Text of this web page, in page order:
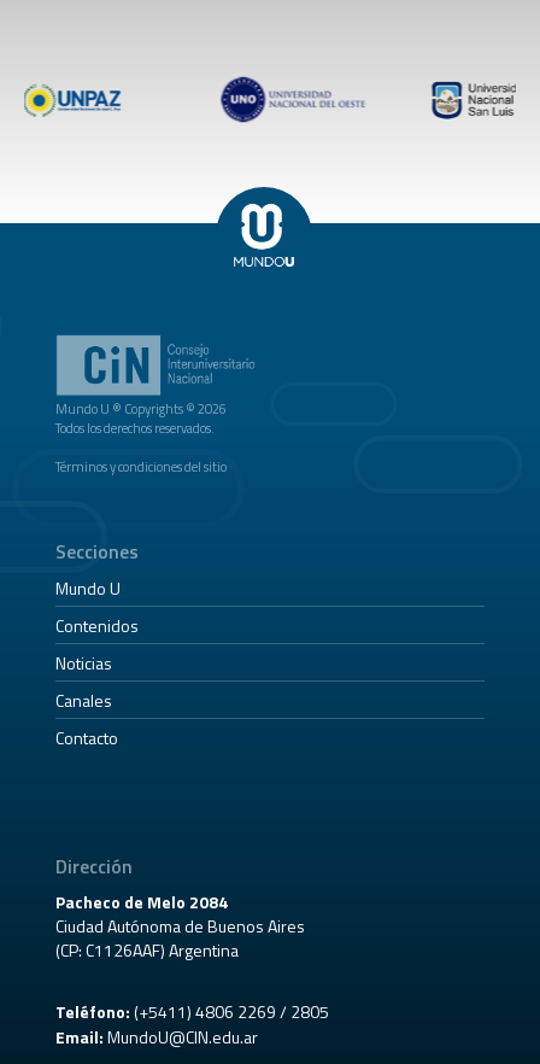
Mundo U ® Copyrights © 2026
Todos los derechos reservados.
Términos y condiciones del sitio
Secciones
Mundo U
Contenidos
Noticias
Canales
Contacto
Dirección
Pacheco de Melo 2084
Ciudad Autónoma de Buenos Aires
(CP: C1126AAF) Argentina
Teléfono:(+5411) 4806 2269 / 2805
Email: MundoU@CIN.edu.ar